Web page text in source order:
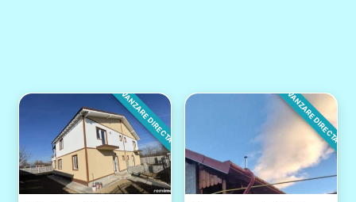
VANZARE DIRECTA VANZARE DIRECTA